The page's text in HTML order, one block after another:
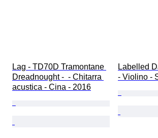
Lag - TD70D Tramontane
Dreadnought -  - Chitarra
acustica - Cina - 2016
Labelled
- Violino -